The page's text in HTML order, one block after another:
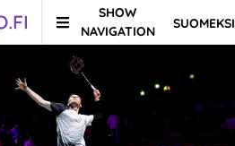
SHOW
NAVIGATION
SUOMEKSI